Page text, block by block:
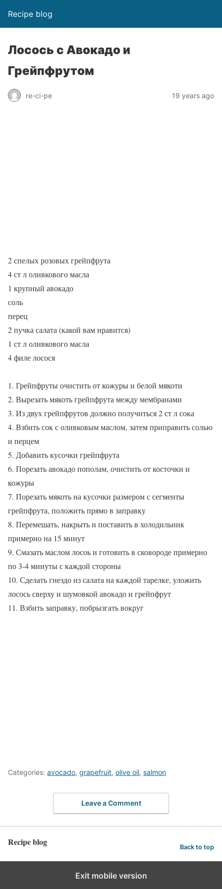
Recipe blog
Лосось с Авокадо и
Грейпфрутом
re-ci-pe 19 years ago
2 спелых розовых грейпфрута
4 ст л оливкового масла
1 крупный авокадо
соль
перец
2 пучка салата (какой вам нравится)
1 ст л оливкового масла
4 филе лосося
1. Грейпфруты очистить от кожуры и белой мякоти
2. Вырезать мякоть грейпфрута между мембранами
3. Из двух грейпфрутов должно получиться 2 ст л сока
4. Взбить сок с оливковым маслом, затем приправить солью
и перцем
5. Добавить кусочки грейпфрута
6. Порезать авокадо пополам, очистить от косточки и
кожуры
7. Порезать мякоть на кусочки размером с сегменты
грейпфрута, положить прямо в заправку
8. Перемешать, накрыть и поставить в холодильник
примерно на 15 минут
9. Смазать маслом лосоь и готовить в сковороде примерно
по 3-4 минуты с каждой стороны
10. Сделать гнездо из салата на каждой тарелке, уложить
лосось сверху и шумовкой авокадо и грейпфрут
11. Взбить заправку, побрызгать вокруг
Categories: avocado, grapefruit, olive oil, salmon
Leave a Comment
Recipe blog Back to top
Exit mobile version